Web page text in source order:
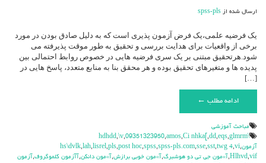
ارسال شده از spss-pls
یک فرضیه علمی،یک فرض آزمون پذیری است که به دلیل صادق بودن در مورد
برخی از واقعیات برای هدایت بررسی و تحقیق به طور موقت پذیرفته می
شود.هرتحقیق مبتنی بر یک سری فرضیه هایی در خصوص روابط احتمالی بین
پدیده ها و متغیرهای تحقیق بوده و هر محقق بنا به منابع متعدد، پاسخ هایی در
[…]
ادامه مطلب ←
مباحث آموزشي
\hdhdd
,\v,09351323950,amos,Ci nhka[ ,dd,eqs,glmrm
آزمون,
hs\dvlk,lah,lisrel,pls,post hoc,spss,spss-pls.com,sse,sst,twg 4,vi
Hlhvd,vif
,آ»مون جي تي دو هوشبرگ,آ»مون خوبي برازش,آ»مون دانكن,آآزمون كلموگروف,آزمون